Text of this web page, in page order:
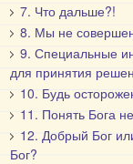
7. Что дальше?!
8. Мы не
9. Специальные
для принятия
10. Будь
11. Понять Бога
12. Добрый Бог
Бог?